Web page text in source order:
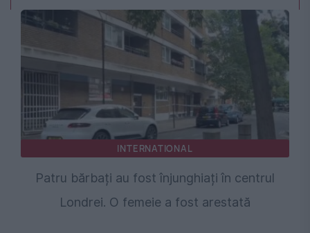
INTERNATIONAL
Patru bărbați au fost înjunghiați în centrul
Londrei. O femeie a fost arestată